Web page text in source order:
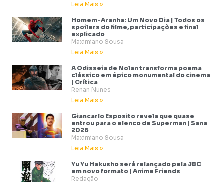
Leia Mais »
Homem-Aranha: Um Novo Dia | Todos os
spoilers do filme, participações e final
explicado
Maximiano Sousa
Leia Mais »
A Odisseia de Nolan transforma poema
clássico em épico monumental do cinema
| Crítica
Renan Nunes
Leia Mais »
Giancarlo Esposito revela que quase
entrou para o elenco de Superman | Sana
2026
Maximiano Sousa
Leia Mais »
Yu Yu Hakusho será relançado pela JBC
em novo formato | Anime Friends
Redação